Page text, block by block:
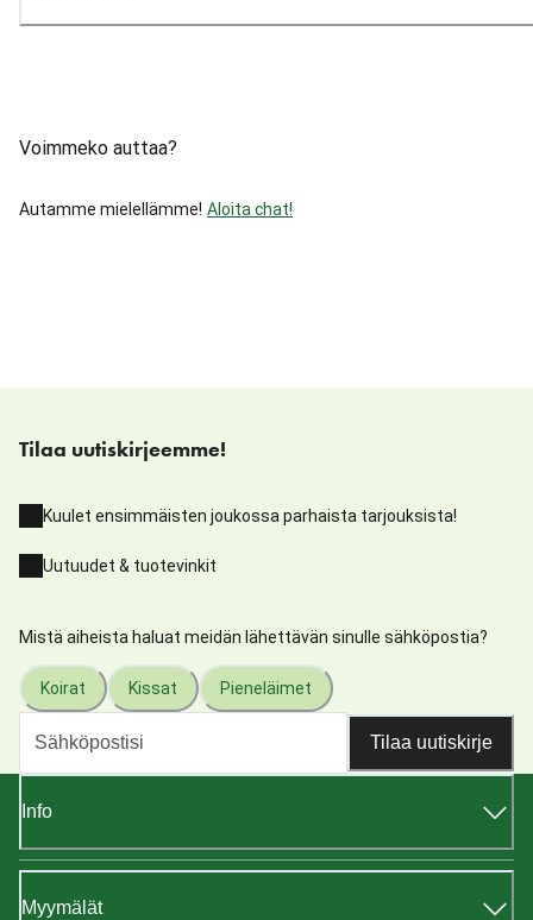
Voimmeko auttaa?
Autamme mielellämme! Aloita chat!
Tilaa uutiskirjeemme!
Kuulet ensimmäisten joukossa parhaista tarjouksista!
Uutuudet & tuotevinkit
Mistä aiheista haluat meidän lähettävän sinulle sähköpostia?
Koirat Kissat Pieneläimet
Tilaa uutiskirje
Info
Myymälät